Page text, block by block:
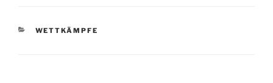
KATEGORIEN
WETTKÄMPFE